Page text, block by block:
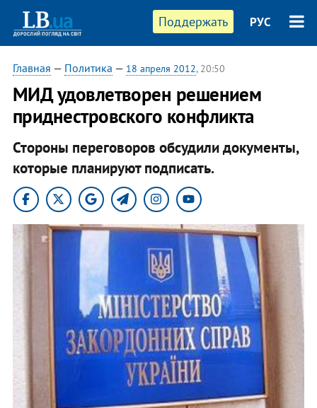
Поддержать РУС
Главная — Политика — 18 апреля 2012, 20:50
МИД удовлетворен решением
приднестровского конфликта
Стороны переговоров обсудили документы,
которые планируют подписать.